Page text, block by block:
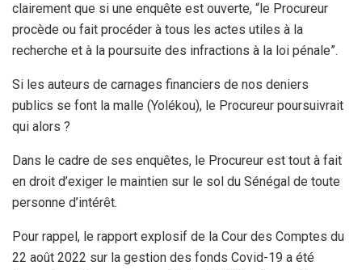
clairement que si une enquête est ouverte, “le Procureur
procède ou fait procéder à tous les actes utiles à la
recherche et à la poursuite des infractions à la loi pénale”.
Si les auteurs de carnages financiers de nos deniers
publics se font la malle (Yolékou), le Procureur poursuivrait
qui alors ?
Dans le cadre de ses enquêtes, le Procureur est tout à fait
en droit d’exiger le maintien sur le sol du Sénégal de toute
personne d’intérêt.
Pour rappel, le rapport explosif de la Cour des Comptes du
22 août 2022 sur la gestion des fonds Covid-19 a été